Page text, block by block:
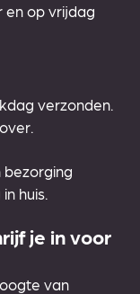
en op vrijdag
verzonden.
huis.
je in voor
van